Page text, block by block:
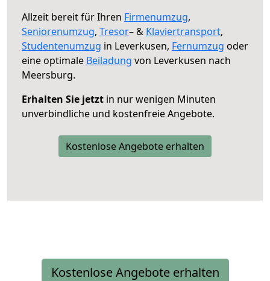
Allzeit bereit für Ihren Firmenumzug,
Seniorenumzug, Tresor– & Klaviertransport,
Studentenumzug in Leverkusen, Fernumzug oder
eine optimale Beiladung von Leverkusen nach
Meersburg.
Erhalten Sie jetzt in nur wenigen Minuten
unverbindliche und kostenfreie Angebote.
Kostenlose Angebote erhalten
Kostenlose Angebote erhalten